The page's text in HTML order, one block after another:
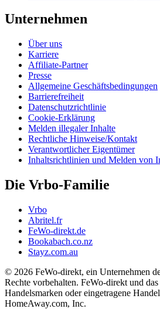
Unternehmen
Über uns
Karriere
Affiliate-Partner
Presse
Allgemeine Geschäftsbedingungen
Barrierefreiheit
Datenschutzrichtlinie
Cookie-Erklärung
Melden illegaler Inhalte
Rechtliche Hinweise/Kontakt
Verantwortlicher Eigentümer
Inhaltsrichtlinien und Melden von
Die Vrbo-Familie
Vrbo
Abritel.fr
FeWo-direkt.de
Bookabach.co.nz
Stayz.com.au
© 2026 FeWo-direkt, ein Unternehmen
Rechte vorbehalten. FeWo-direkt und
Handelsmarken oder eingetragene
HomeAway.com, Inc.